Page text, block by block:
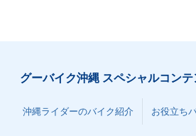
グーバイク沖縄 スペシャルコンテ
沖縄ライダーのバイク紹介 お役立ち